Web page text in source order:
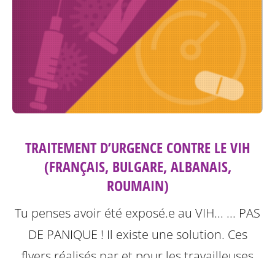
TRAITEMENT D’URGENCE CONTRE LE VIH
(FRANÇAIS, BULGARE, ALBANAIS,
ROUMAIN)
Tu penses avoir été exposé.e au VIH... ... PAS
DE PANIQUE ! Il existe une solution. Ces